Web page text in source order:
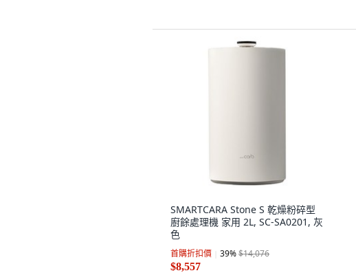
SMARTCARA Stone S 乾燥粉碎型
廚餘處理機 家用 2L, SC-SA0201, 灰
色
首購折扣價 39%$14,076
$8,557